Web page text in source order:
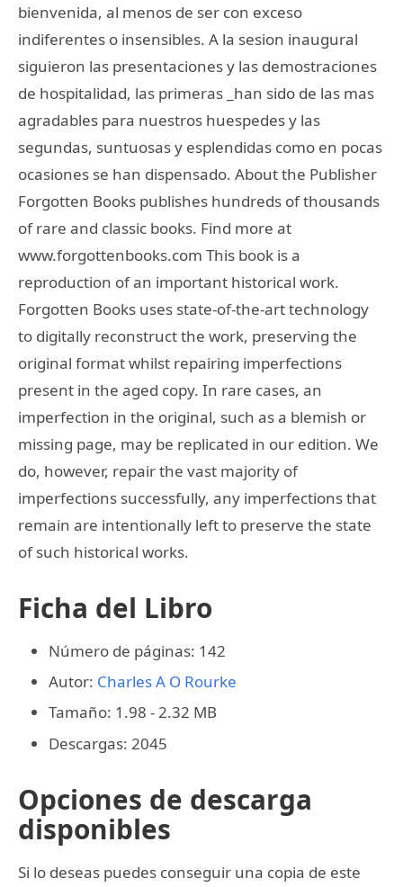
bienvenida, al menos de ser con exceso
indiferentes o insensibles. A la sesion inaugural
siguieron las presentaciones y las demostraciones
de hospitalidad, las primeras _han sido de las mas
agradables para nuestros huespedes y las
segundas, suntuosas y esplendidas como en pocas
ocasiones se han dispensado. About the Publisher
Forgotten Books publishes hundreds of thousands
of rare and classic books. Find more at
www.forgottenbooks.com This book is a
reproduction of an important historical work.
Forgotten Books uses state-of-the-art technology
to digitally reconstruct the work, preserving the
original format whilst repairing imperfections
present in the aged copy. In rare cases, an
imperfection in the original, such as a blemish or
missing page, may be replicated in our edition. We
do, however, repair the vast majority of
imperfections successfully, any imperfections that
remain are intentionally left to preserve the state
of such historical works.
Ficha del Libro
Número de páginas: 142
Autor: Charles A O Rourke
Tamaño: 1.98 - 2.32 MB
Descargas: 2045
Opciones de descarga
disponibles
Si lo deseas puedes conseguir una copia de este